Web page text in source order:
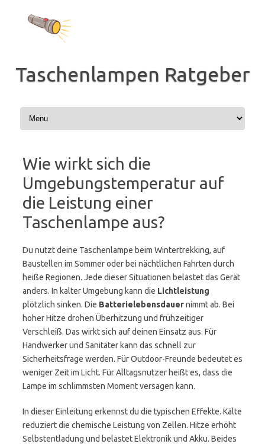
springen
Taschenlampen Ratgeber
Wie wirkt sich die
Umgebungstemperatur auf
die Leistung einer
Taschenlampe aus?
Du nutzt deine Taschenlampe beim Wintertrekking, auf
Baustellen im Sommer oder bei nächtlichen Fahrten durch
heiße Regionen. Jede dieser Situationen belastet das Gerät
anders. In kalter Umgebung kann die Lichtleistung
plötzlich sinken. Die Batterielebensdauernimmt ab. Bei
hoher Hitze drohen Überhitzung und frühzeitiger
Verschleiß. Das wirkt sich auf deinen Einsatz aus. Für
Handwerker und Sanitäter kann das schnell zur
Sicherheitsfrage werden. Für Outdoor-Freunde bedeutet es
weniger Zeit im Licht. Für Alltagsnutzer heißt es, dass die
Lampe im schlimmsten Moment versagen kann.
In dieser Einleitung erkennst du die typischen Effekte. Kälte
reduziert die chemische Leistung von Zellen. Hitze erhöht
Selbstentladung und belastet Elektronik und Akku. Beides